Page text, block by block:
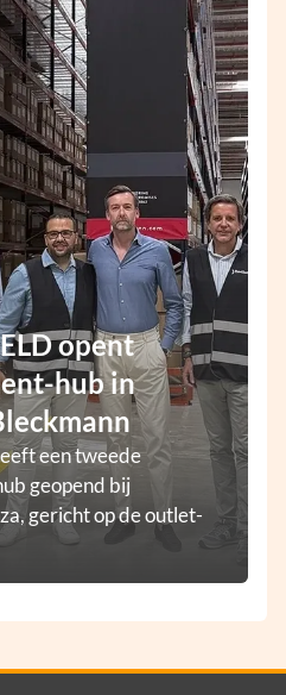
opent
hub in
een tweede
geopend bij
gericht op de outlet-